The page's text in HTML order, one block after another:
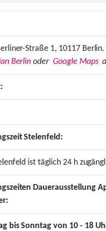
Straße 1, 10117
Berlin oder Google Maps
Stelenfeld:
ist täglich 24 h
Dauerausstellung
bis Sonntag von 10 - 18